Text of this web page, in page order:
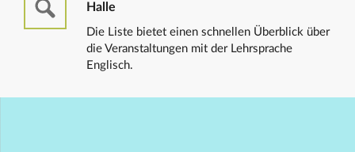
Halle
Die Liste bietet einen schnellen Überblick über
die Veranstaltungen mit der Lehrsprache
Englisch.